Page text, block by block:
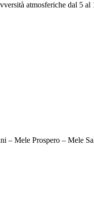
atmosferiche dal 5 al
Mele Prospero – Mele